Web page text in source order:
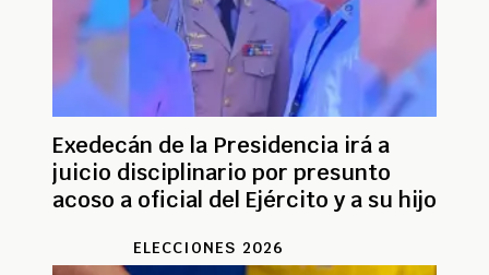
Exedecán de la Presidencia irá a
juicio disciplinario por presunto
acoso a oficial del Ejército y a su hijo
ELECCIONES 2026